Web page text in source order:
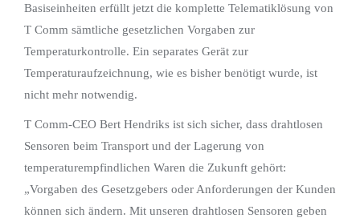
Basiseinheiten erfüllt jetzt die komplette Telematiklösung von
T Comm sämtliche gesetzlichen Vorgaben zur
Temperaturkontrolle. Ein separates Gerät zur
Temperaturaufzeichnung, wie es bisher benötigt wurde, ist
nicht mehr notwendig.
T Comm-CEO Bert Hendriks ist sich sicher, dass drahtlosen
Sensoren beim Transport und der Lagerung von
temperaturempfindlichen Waren die Zukunft gehört:
„Vorgaben des Gesetzgebers oder Anforderungen der Kunden
können sich ändern. Mit unseren drahtlosen Sensoren geben